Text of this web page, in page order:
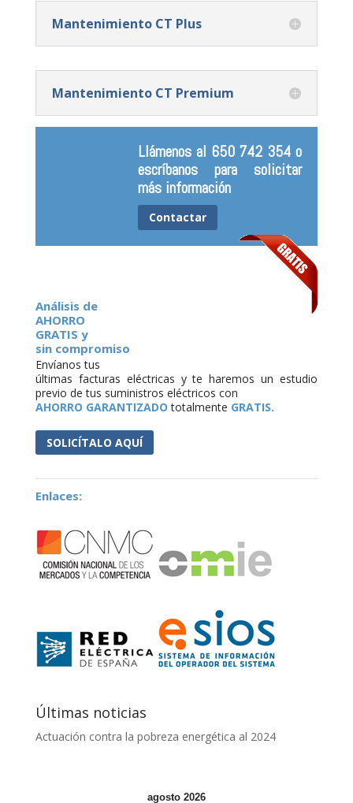
Mantenimiento CT Plus
Mantenimiento CT Premium
Llámenos al 650 742 354 o
escríbanos para solicitar
más información
Contactar
Análisis de
AHORRO
GRATIS y
sin compromiso
Envíanos tus
últimas facturas eléctricas y te haremos un estudio
previo de tus suministros eléctricos con
AHORRO GARANTIZADO totalmente GRATIS.
SOLICÍTALO AQUÍ
Enlaces:
Últimas noticias
Actuación contra la pobreza energética al 2024
agosto 2026